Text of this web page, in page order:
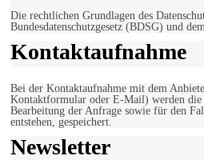
Die rechtlichen Grundlagen des
Bundesdatenschutzgesetz (BDSG) und
Kontaktaufnahme
Bei der Kontaktaufnahme mit dem
Kontaktformular oder E-Mail) werden die
Bearbeitung der Anfrage sowie für den
entstehen, gespeichert.
Newsletter